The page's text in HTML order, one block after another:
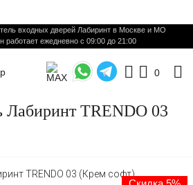
входных дверей Лабиринт в Москве и МО
работает ежедневно с 09:00 до 21:00
0
Лабиринт TRENDO 03